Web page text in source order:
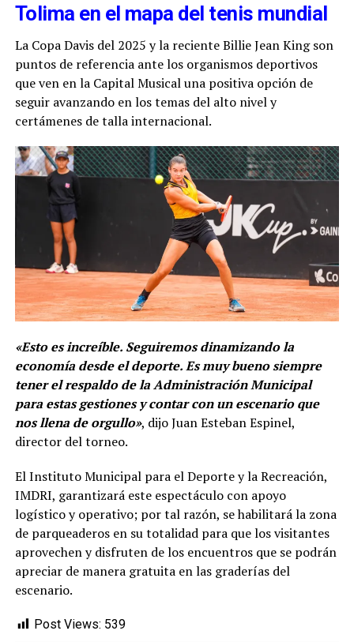
Tolima en el mapa del tenis mundial
La Copa Davis del 2025 y la reciente Billie Jean King son
puntos de referencia ante los organismos deportivos
que ven en la Capital Musical una positiva opción de
seguir avanzando en los temas del alto nivel y
certámenes de talla internacional.
«Esto es increíble. Seguiremos dinamizando la
economía desde el deporte. Es muy bueno siempre
tener el respaldo de la Administración Municipal
para estas gestiones y contar con un escenario que
nos llena de orgullo», dijo Juan Esteban Espinel,
director del torneo.
El Instituto Municipal para el Deporte y la Recreación,
IMDRI, garantizará este espectáculo con apoyo
logístico y operativo; por tal razón, se habilitará la zona
de parqueaderos en su totalidad para que los visitantes
aprovechen y disfruten de los encuentros que se podrán
apreciar de manera gratuita en las graderías del
escenario.
Post Views: 539